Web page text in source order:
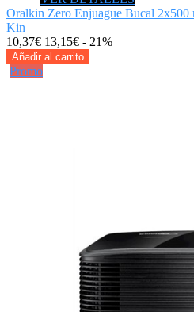
Oralkin Zero Enjuague Bucal 2x500
Kin
10,37€ 13,15€ - 21%
Añadir al carrito
Promo